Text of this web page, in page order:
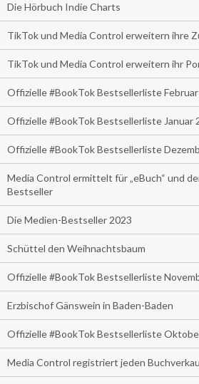
Die Hörbuch Indie Charts
TikTok und Media Control erweitern ihre
TikTok und Media Control erweitern ihr
Offizielle #BookTok Bestsellerliste
Offizielle #BookTok Bestsellerliste Januar
Offizielle #BookTok Bestsellerliste
Media Control ermittelt für „eBuch“ und
Bestseller
Die Medien-Bestseller 2023
Schüttel den Weihnachtsbaum
Offizielle #BookTok Bestsellerliste
Erzbischof Gänswein in Baden-Baden
Offizielle #BookTok Bestsellerliste
Media Control registriert jeden